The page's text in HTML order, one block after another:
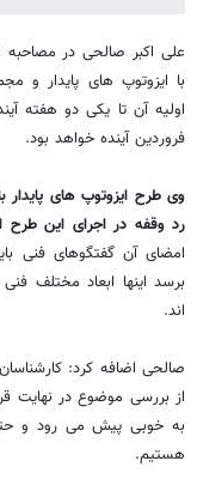
علی اکبر صالحی در
با ایزوتوپ های پایدار و
فروردین آینده خواهد بود.
وی طرح ایزوتوپ های
رد وقفه در اجرای این طرح
امضای آن گفتگوهای فنی
برسد اینها ابعاد مختلف
اند.
صالحی اضافه کرد:
از بررسی موضوع در نهایت
به خوبی پیش می رود و حتی
هستیم.